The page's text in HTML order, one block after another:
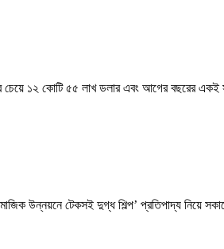
চেয়ে ১২ কোটি ৫৫ লাখ ডলার এবং আগের বছরের
উন্নয়নে টেকসই দুগ্ধ শিল্প’ প্রতিপাদ্য নিয়ে